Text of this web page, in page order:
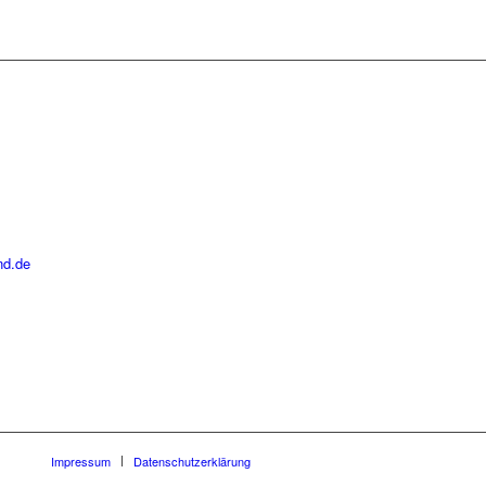
Impressum Datenschutzerklärung